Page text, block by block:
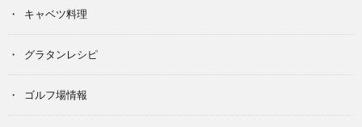
キャベツ料理
グラタンレシピ
ゴルフ場情報